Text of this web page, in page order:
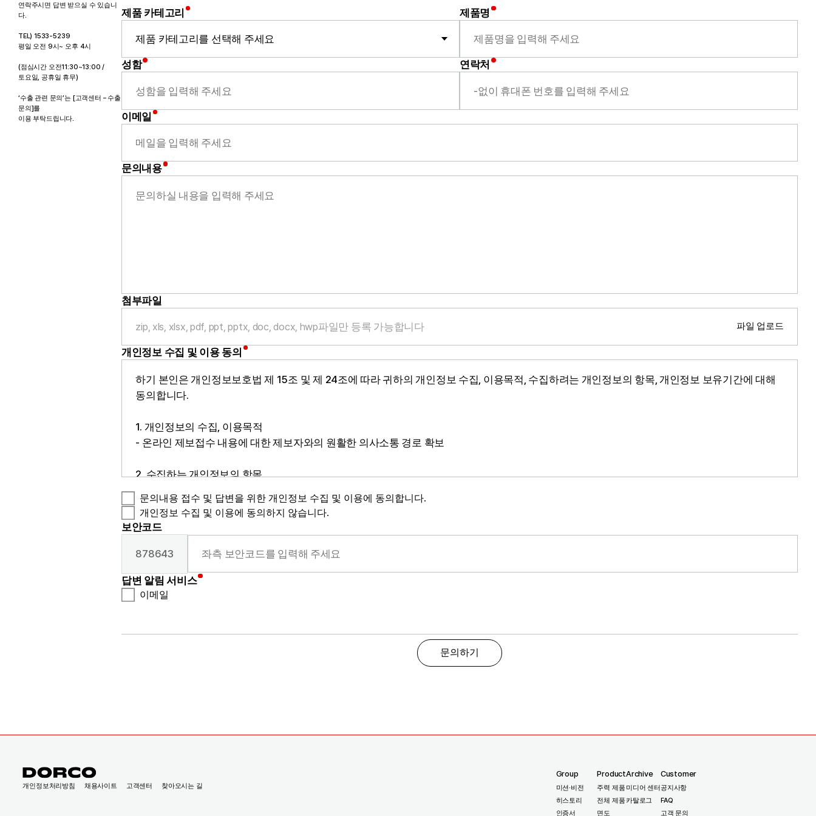
연락주시면 답변 받으실 수 있습니
다.
TEL) 1533-5239
평일 오전 9시~ 오후 4시
(점심시간 오전11:30~13:00 /
토요일, 공휴일 휴무)
‘수출 관련 문의’는 [고객센터 – 수출
문의]를
이용 부탁드립니다.
제품 카테고리 제품명
성함 연락처
이메일
문의내용
첨부파일
zip, xls, xlsx, pdf, ppt, pptx, doc, docx, hwp파일만 등록 가능합니다 파일 업로드
개인정보 수집 및 이용 동의
하기 본인은 개인정보보호법 제 15조 및 제 24조에 따라 귀하의 개인정보 수집, 이용목적, 수집하려는 개인정보의 항목, 개인정보 보유기간에 대해
동의합니다.
1. 개인정보의 수집, 이용목적
- 온라인 제보접수 내용에 대한 제보자와의 원활한 의사소통 경로 확보
2. 수집하는 개인정보의 항목
3. 개인정보의 보유 및 이용기간
- 원칙적으로 개인정보 수집 및 이용목적이 달성된 후 또는 이용자가 개인정보의 삭제를 원하는 경우 지체 없이 해당정보를 삭제합니다.
- 이용자가 제공한 개인정보는 제보처리 기록 관리를 위하여 접수일로부터 2년간 보관한 뒤 파기합니다.
귀하께서는 개인정보 제공에 동의하지 않을 수 있습니다. 그러나, 동의를 거부할 경우 상담이 어려울 수 있습니다.
문의내용 접수 및 답변을 위한 개인정보 수집 및 이용에 동의합니다.
개인정보 수집 및 이용에 동의하지 않습니다.
보안코드
878643
답변 알림 서비스
이메일
문의하기
개인정보처리방침 채용사이트 고객센터 찾아오시는 길
Group
미션·비전
히스토리
인증서
Product
주력 제품
전체 제품
면도
Archive
미디어 센터
카탈로그
Customer
공지사항
FAQ
고객 문의